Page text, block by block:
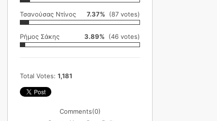
Τσανούσας Ντίνος 7.37% (87 votes)
Ρήμος Σάκης 3.89% (46 votes)
Total Votes: 1,181
Comments(0)